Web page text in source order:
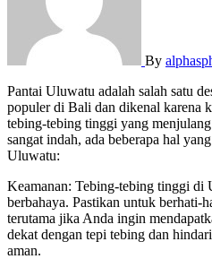
By
Pantai Uluwatu adalah salah satu destinasi wisata yang sangat
populer di Bali dan dikenal karena
tebing-tebing tinggi yang
sangat indah, ada beberapa hal
Uluwatu:
Keamanan: Tebing-tebing tinggi di
berbahaya. Pastikan untuk berhati-
terutama jika Anda ingin
dekat dengan tepi tebing dan
aman.